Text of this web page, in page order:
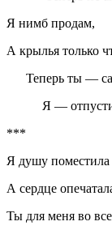
Я нимб продам,
А крылья только
Теперь ты —
Я —
***
Я душу поместила
А сердце
Ты для меня во